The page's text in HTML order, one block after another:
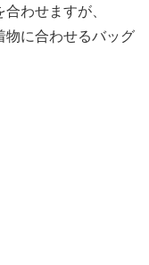
わせますが、
物に合わせるバッグ